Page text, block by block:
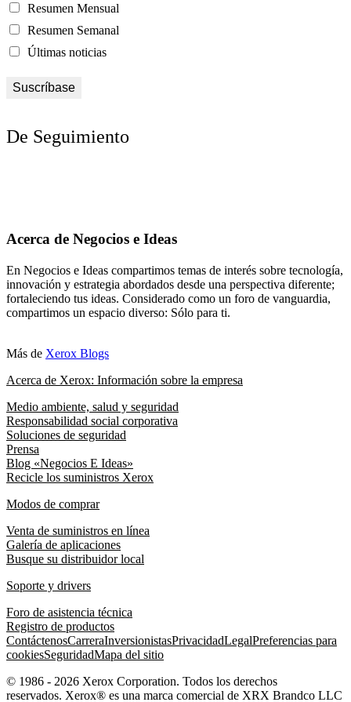
Resumen Mensual
Resumen Semanal
Últimas noticias
De Seguimiento
Acerca de Negocios e Ideas
En Negocios e Ideas compartimos temas de interés sobre tecnología,
innovación y estrategia abordados desde una perspectiva diferente;
fortaleciendo tus ideas. Considerado como un foro de vanguardia,
compartimos un espacio diverso: Sólo para ti.
Más de Xerox Blogs
Acerca de Xerox: Información sobre la empresa
Medio ambiente, salud y seguridad
Responsabilidad social corporativa
Soluciones de seguridad
Prensa
Blog «Negocios E Ideas»
Recicle los suministros Xerox
Modos de comprar
Venta de suministros en línea
Galería de aplicaciones
Busque su distribuidor local
Soporte y drivers
Foro de asistencia técnica
Registro de productos
ContáctenosCarreraInversionistasPrivacidadLegalPreferencias para
cookiesSeguridadMapa del sitio
© 1986 - 2026 Xerox Corporation. Todos los derechos
reservados. Xerox® es una marca comercial de XRX Brandco LLC